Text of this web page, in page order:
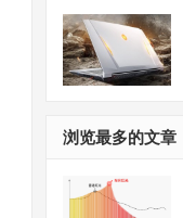
浏览最多的文章